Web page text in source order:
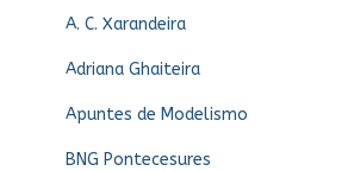
A. C. Xarandeira
Adriana Ghaiteira
Apuntes de Modelismo
BNG Pontecesures